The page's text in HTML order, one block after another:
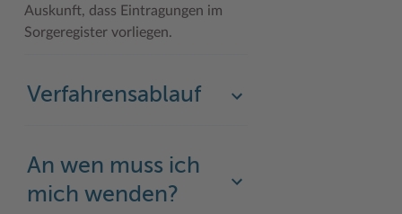
Auskunft, dass Eintragungen im
Sorgeregister vorliegen.
Verfahrensablauf
An wen muss ich
mich wenden?